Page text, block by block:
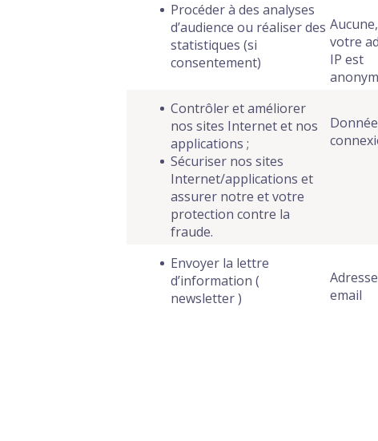
Procéder à des analyses
d’audience ou réaliser des
statistiques (si
consentement)
Aucune,
votre
IP est
Contrôler et améliorer
nos sites Internet et nos
applications ;
Sécuriser nos sites
Internet/applications et
assurer notre et votre
protection contre la
fraude.
Envoyer la lettre
d’information (
newsletter )
Adresse
email